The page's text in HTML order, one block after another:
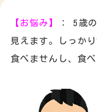
【お悩み】
： 5歳
見えます。しっか
食べませんし、食